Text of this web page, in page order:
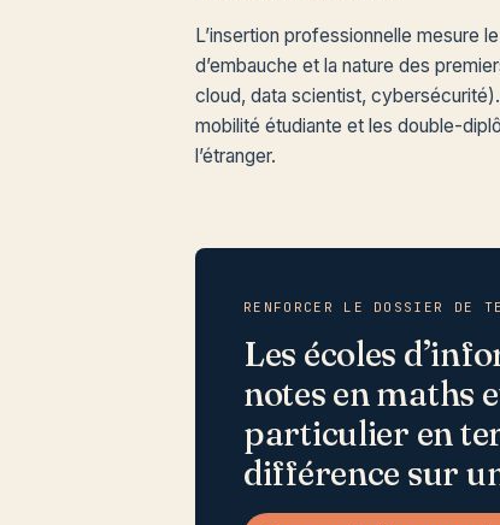
L’insertion professionnelle mesure
d’embauche et la nature des
cloud, data scientist,
mobilité étudiante et les double-
l’étranger.
RENFORCER LE DOSSIER DE
Les écoles
notes en maths
particulier en
différence sur